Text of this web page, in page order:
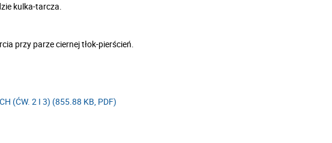
kulka-tarcza.
przy parze ciernej tłok-pierścień.
(ĆW. 2 I 3) (855.88 KB, PDF)